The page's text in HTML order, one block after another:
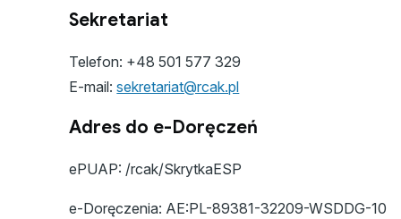
Sekretariat
Telefon: +48 501 577 329
E-mail:sekretariat@rcak.pl
Adres do e-Doręczeń
ePUAP: /rcak/SkrytkaESP
e-Doręczenia: AE:PL-89381-32209-WSDDG-10